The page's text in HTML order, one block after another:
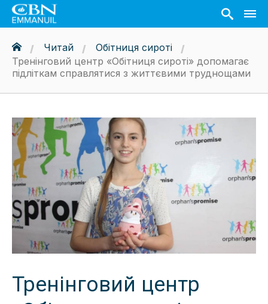
Читай
Обітниця сироті
Тренінговий центр «Обітниця сироті» допомагає
підліткам справлятися з життєвими труднощами
Тренінговий центр